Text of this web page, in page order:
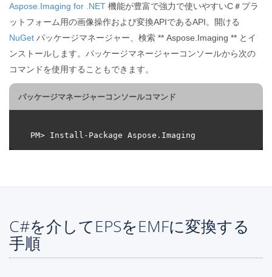
Aspose.Imaging for .NET 機能が豊富で強力で使いやすいC＃プラ
ットフォーム用の画像操作および変換APIであるAPI。開ける
NuGet パッケージマネージャー、検索 ** Aspose.Imaging ** とイ
ンストールします。パッケージマネージャーコンソールから次の
コマンドを使用することもできます。
パッケージマネージャーコンソールコマンド
C#を介してEPSをEMFに変換する
手順